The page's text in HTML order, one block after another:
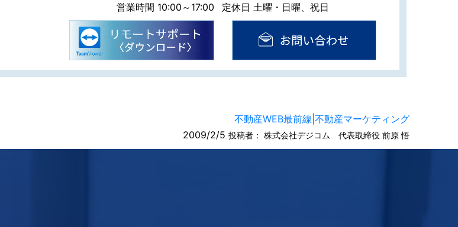
営業時間 10:00～17:00 定休日 土曜・日曜、祝日
不動産WEB最前線|不動産マーケティング
2009/2/5 投稿者： 株式会社デジコム 代表取締役 前原 悟